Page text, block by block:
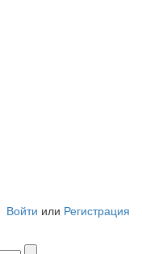
Войти или Регистрация